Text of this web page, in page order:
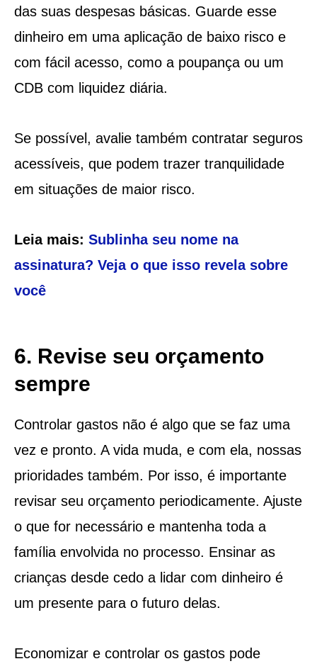
das suas despesas básicas. Guarde esse
dinheiro em uma aplicação de baixo risco e
com fácil acesso, como a poupança ou um
CDB com liquidez diária.
Se possível, avalie também contratar seguros
acessíveis, que podem trazer tranquilidade
em situações de maior risco.
Leia mais: Sublinha seu nome na
assinatura? Veja o que isso revela sobre
você
6. Revise seu orçamento
sempre
Controlar gastos não é algo que se faz uma
vez e pronto. A vida muda, e com ela, nossas
prioridades também. Por isso, é importante
revisar seu orçamento periodicamente. Ajuste
o que for necessário e mantenha toda a
família envolvida no processo. Ensinar as
crianças desde cedo a lidar com dinheiro é
um presente para o futuro delas.
Economizar e controlar os gastos pode